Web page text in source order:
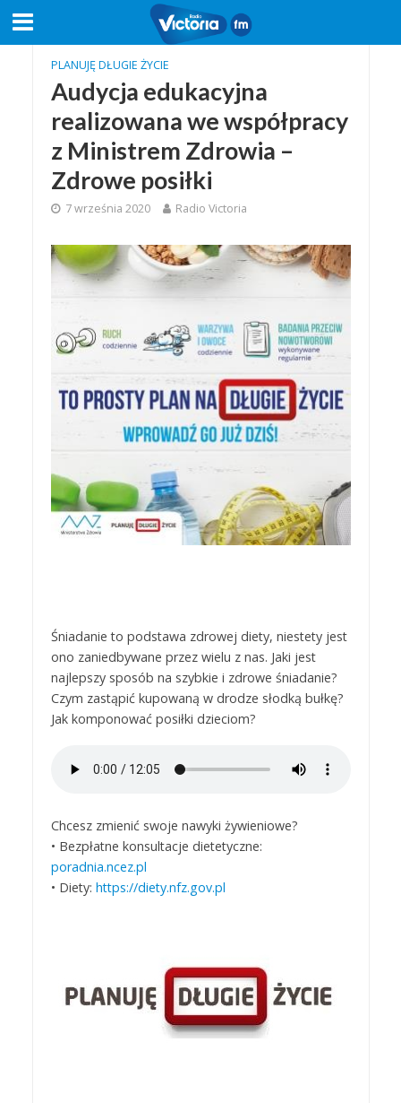
PLANUJĘ DŁUGIE ŻYCIE
Audycja edukacyjna
realizowana we współpracy
z Ministrem Zdrowia –
Zdrowe posiłki
7 września 2020 Radio Victoria
Śniadanie to podstawa zdrowej diety, niestety jest
ono zaniedbywane przez wielu z nas. Jaki jest
najlepszy sposób na szybkie i zdrowe śniadanie?
Czym zastąpić kupowaną w drodze słodką bułkę?
Jak komponować posiłki dzieciom?
Chcesz zmienić swoje nawyki żywieniowe?
• Bezpłatne konsultacje dietetyczne:
poradnia.ncez.pl
• Diety: https://diety.nfz.gov.pl